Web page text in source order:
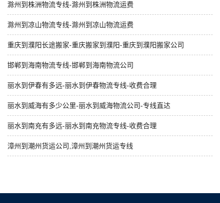
滁州到株洲物流专线-滁州到株洲物流运费
滁州到凉山物流专线-滁州到凉山物流运费
重庆到濮阳长途搬家-重庆搬家到濮阳-重庆到濮阳搬家公司
邯郸到海南物流专线-邯郸到海南物流公司
丽水到伊春有多远-丽水到伊春物流专线-收费合理
丽水到威海有多少公里-丽水到威海物流公司-专线直达
丽水到南充有多远-丽水到南充物流专线-收费合理
漳州到潮州货运公司,漳州到潮州货运专线